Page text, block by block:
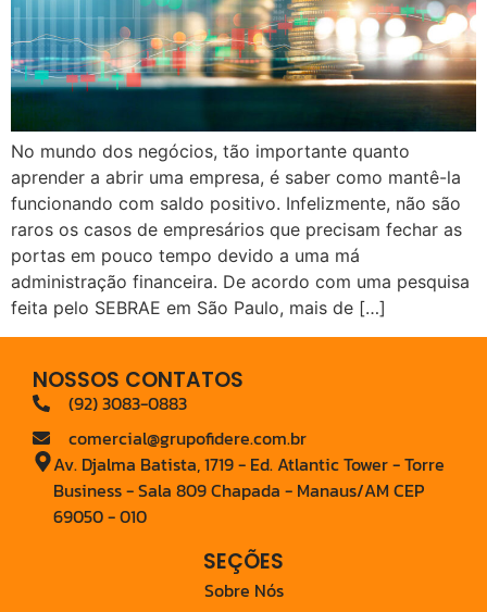
No mundo dos negócios, tão importante quanto
aprender a abrir uma empresa, é saber como mantê-la
funcionando com saldo positivo. Infelizmente, não são
raros os casos de empresários que precisam fechar as
portas em pouco tempo devido a uma má
administração financeira. De acordo com uma pesquisa
feita pelo SEBRAE em São Paulo, mais de […]
NOSSOS CONTATOS
(92) 3083-0883
comercial@grupofidere.com.br
Av. Djalma Batista, 1719 - Ed. Atlantic Tower - Torre
Business - Sala 809 Chapada - Manaus/AM CEP
69050 - 010
SEÇÕES
Sobre Nós